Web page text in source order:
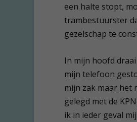
een halte stopt,
trambestuurster
gezelschap te
In mijn hoofd
mijn telefoon
mijn zak maar het
gelegd met de
ik in ieder geval